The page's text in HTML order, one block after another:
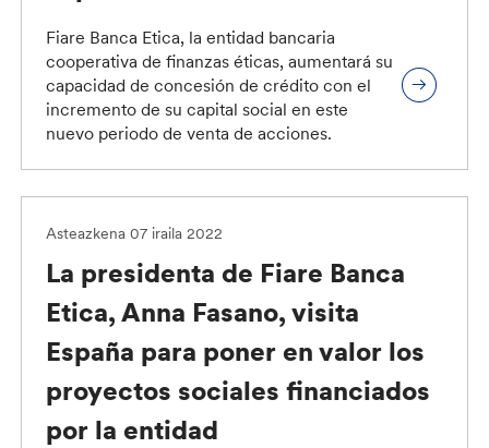
Fiare Banca Etica, la entidad bancaria
cooperativa de finanzas éticas, aumentará su
capacidad de concesión de crédito con el
incremento de su capital social en este
nuevo periodo de venta de acciones.
Asteazkena 07 iraila 2022
La presidenta de Fiare Banca
Etica, Anna Fasano, visita
España para poner en valor los
proyectos sociales financiados
por la entidad